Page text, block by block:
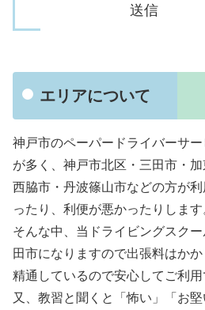
エリアについて
神戸市のペーパードライバーサ
が多く、神戸市北区・三田市・
西脇市・丹波篠山市などの方が
ったり、利便が悪かったりします
そんな中、当ドライビングスク
田市になりますので出張料はか
精通しているので安心してご利用
又、教習と聞くと「怖い」「お